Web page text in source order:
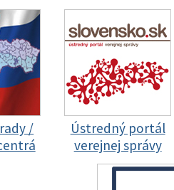
/
Ústredný portál
verejnej správy